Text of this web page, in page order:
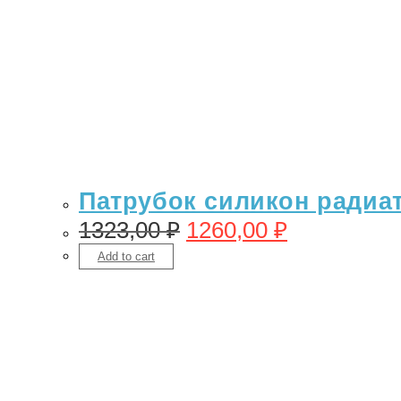
Патрубок силикон
1323,00₽ 1260,00 ₽
Add to cart